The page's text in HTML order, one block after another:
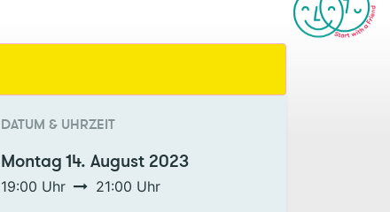
DATUM & UHRZEIT
Montag14. August 2023
19:00 Uhr 21:00 Uhr